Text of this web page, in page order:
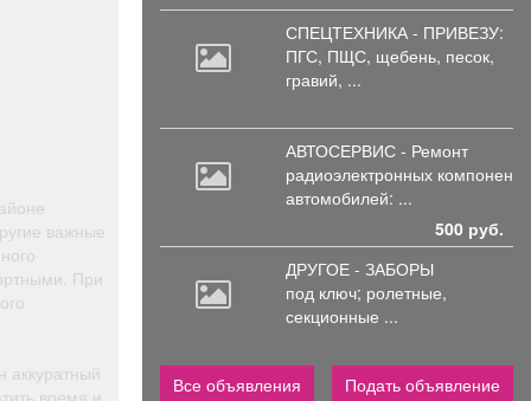
важные
При
аккуратный
время и
СПЕЦТЕХНИКА - ПРИВЕЗУ:
ПГС, ПЩС, щебень, песок,
гравий, ...
АВТОСЕРВИС - Ремонт
радиоэлектронных
автомобилей: ...
500 руб.
ДРУГОЕ - ЗАБОРЫ
под ключ; ролетные,
секционные ...
Все объявления Подать объявление